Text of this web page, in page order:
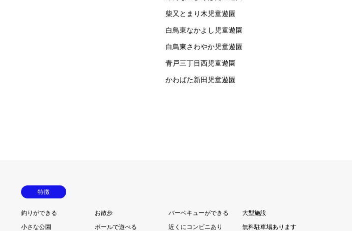
柴又とまり木児童遊園
白鳥東なかよし児童遊園
白鳥東さわやか児童遊園
青戸三丁目西児童遊園
かわばた新田児童遊園
特徴
釣りができる お散歩 バーベキューができる
大型施設
小さな公園
ボールで遊べる 近くにコンビニあり 無料駐車場あります